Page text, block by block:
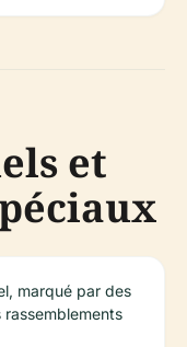
et
marqué par des